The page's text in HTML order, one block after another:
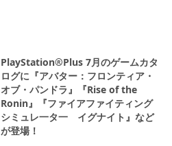
PlayStation®Plus 7月のゲームカタ
ログに『アバター：フロンティア・
オブ・パンドラ』『Rise of the
Ronin』『ファイアファイティング
シミュレ一タ一 イグナイト』など
が登場！